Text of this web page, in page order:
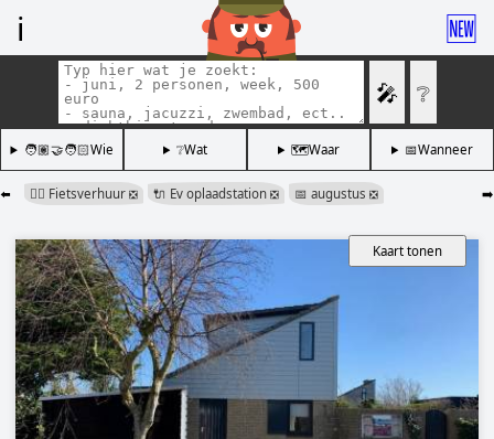
ℹ️ 🆕
🎤 ❔
🧑🏽‍🤝‍🧑🏻Wie ❔Wat 🗺️Waar 📅Wanneer
⬅️ ➡️
🚴‍♂️ Fietsverhuur ❎ 🔌 Ev oplaadstation ❎ 📅 augustus ❎
Kaart tonen